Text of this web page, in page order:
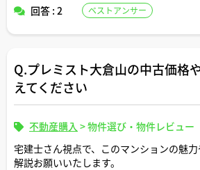
回答 : 2
ベストアンサー
Q.プレミスト大倉山の中古価格
えてください
不動産購入 >物件選び・物件レビュー
宅建士さん視点で、このマンションの魅
解説お願いいたします。